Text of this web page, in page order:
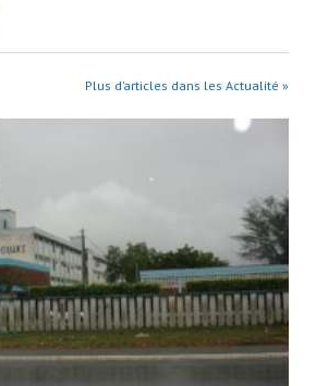
Plus d’articles dans les Actualité »